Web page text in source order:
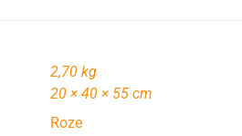
2,70 kg
20 × 40 × 55 cm
Roze